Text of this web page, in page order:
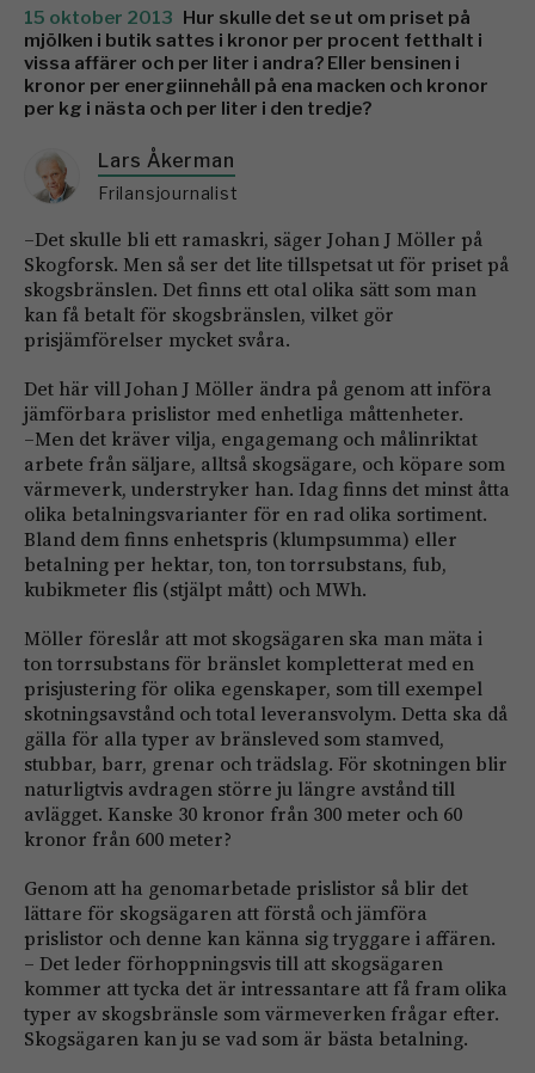
15 oktober 2013 Hur skulle det se ut om priset på
mjölken i butik sattes i kronor per procent fetthalt i
vissa affärer och per liter i andra? Eller bensinen i
kronor per energiinnehåll på ena macken och kronor
per kg i nästa och per liter i den tredje?
Lars Åkerman
Frilansjournalist
–Det skulle bli ett ramaskri, säger Johan J Möller på
Skogforsk. Men så ser det lite tillspetsat ut för priset på
skogsbränslen. Det finns ett otal olika sätt som man
kan få betalt för skogsbränslen, vilket gör
prisjämförelser mycket svåra.
Det här vill Johan J Möller ändra på genom att införa
jämförbara prislistor med enhetliga måttenheter.
–Men det kräver vilja, engagemang och målinriktat
arbete från säljare, alltså skogsägare, och köpare som
värmeverk, understryker han. Idag finns det minst åtta
olika betalningsvarianter för en rad olika sortiment.
Bland dem finns enhetspris (klumpsumma) eller
betalning per hektar, ton, ton torrsubstans, fub,
kubikmeter flis (stjälpt mått) och MWh.
Möller föreslår att mot skogsägaren ska man mäta i
ton torrsubstans för bränslet kompletterat med en
prisjustering för olika egenskaper, som till exempel
skotningsavstånd och total leveransvolym. Detta ska då
gälla för alla typer av bränsleved som stamved,
stubbar, barr, grenar och trädslag. För skotningen blir
naturligtvis avdragen större ju längre avstånd till
avlägget. Kanske 30 kronor från 300 meter och 60
kronor från 600 meter?
Genom att ha genomarbetade prislistor så blir det
lättare för skogsägaren att förstå och jämföra
prislistor och denne kan känna sig tryggare i affären.
– Det leder förhoppningsvis till att skogsägaren
kommer att tycka det är intressantare att få fram olika
typer av skogsbränsle som värmeverken frågar efter.
Skogsägaren kan ju se vad som är bästa betalning.